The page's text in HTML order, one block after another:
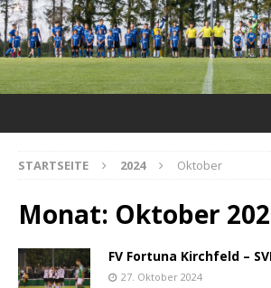
STARTSEITE 2024 Oktober
Monat: Oktober
FV Fortuna Kirchfeld –
27. Oktober 2024